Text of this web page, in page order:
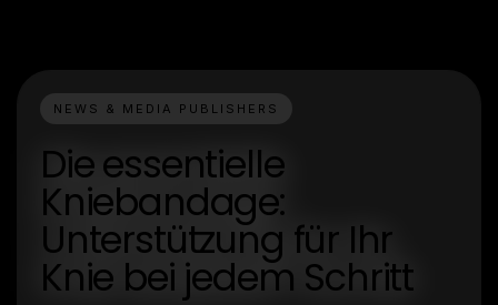
NEWS & MEDIA PUBLISHERS
Die essentielle
Kniebandage:
Unterstützung für Ihr
Knie bei jedem Schritt